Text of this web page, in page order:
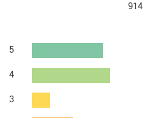
914
5
4
3